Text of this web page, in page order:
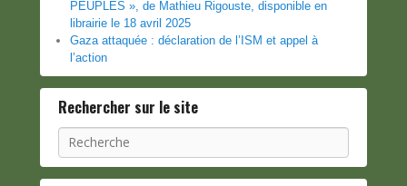
PEUPLES », de Mathieu Rigouste, disponible en
librairie le 18 avril 2025
Gaza attaquée : déclaration de l’ISM et appel à
l’action
Rechercher sur le site
Recherche